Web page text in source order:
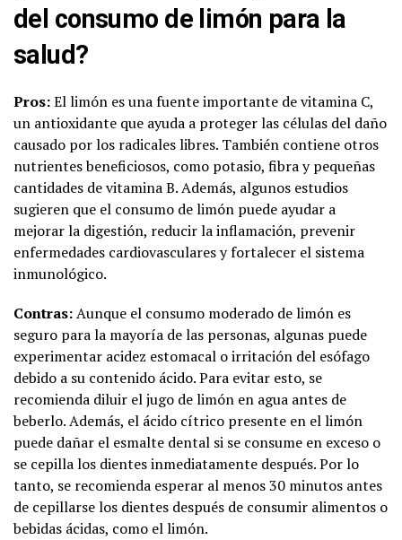
del consumo de limón para la
salud?
Pros:El limón es una fuente importante de vitamina C,
un antioxidante que ayuda a proteger las células del daño
causado por los radicales libres. También contiene otros
nutrientes beneficiosos, como potasio, fibra y pequeñas
cantidades de vitamina B. Además, algunos estudios
sugieren que el consumo de limón puede ayudar a
mejorar la digestión, reducir la inflamación, prevenir
enfermedades cardiovasculares y fortalecer el sistema
inmunológico.
Contras:Aunque el consumo moderado de limón es
seguro para la mayoría de las personas, algunas puede
experimentar acidez estomacal o irritación del esófago
debido a su contenido ácido. Para evitar esto, se
recomienda diluir el jugo de limón en agua antes de
beberlo. Además, el ácido cítrico presente en el limón
puede dañar el esmalte dental si se consume en exceso o
se cepilla los dientes inmediatamente después. Por lo
tanto, se recomienda esperar al menos 30 minutos antes
de cepillarse los dientes después de consumir alimentos o
bebidas ácidas, como el limón.